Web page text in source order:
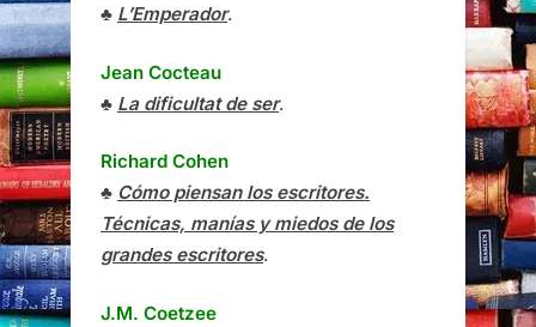
♣ L’Emperador.
Jean Cocteau
♣ La dificultat de ser.
Richard Cohen
♣ Cómo piensan los escritores.
Técnicas, manías y miedos de los
grandes escritores.
J.M. Coetzee